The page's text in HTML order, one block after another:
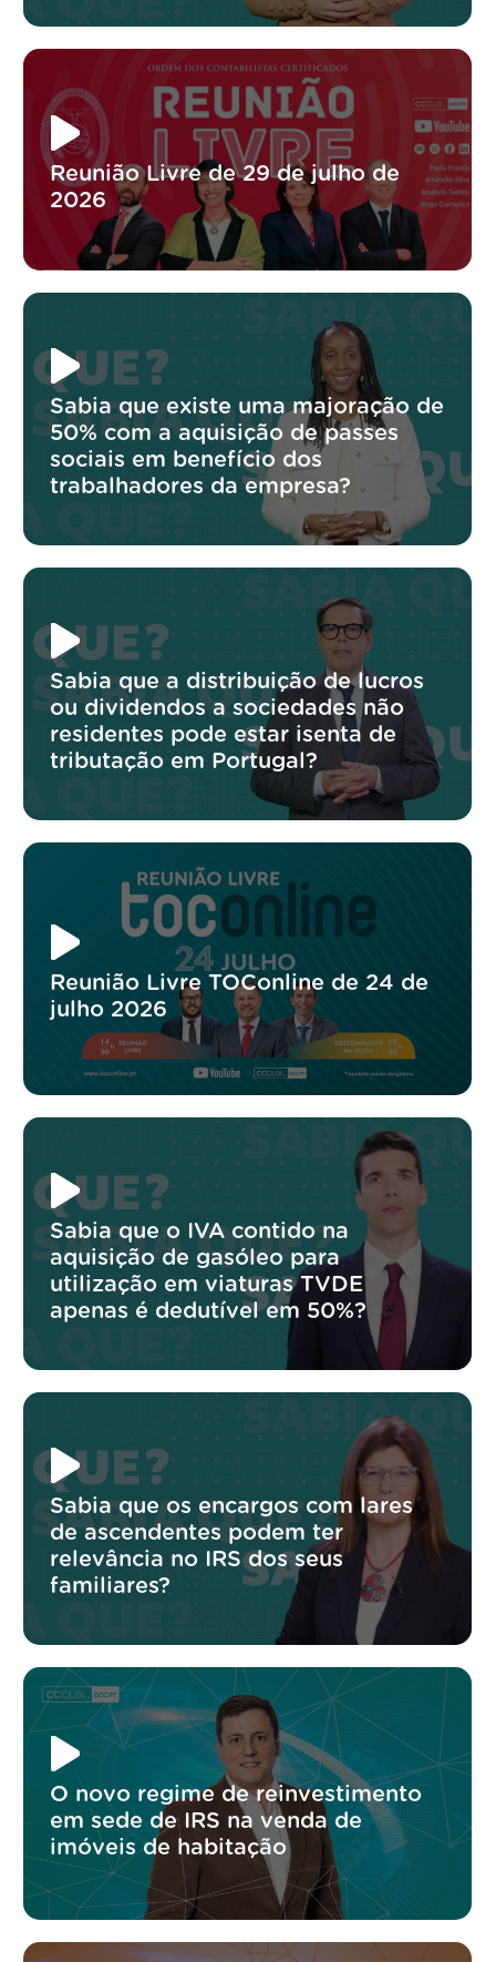
Reunião Livre de 29 de julho de
2026
Sabia que existe uma majoração de
50% com a aquisição de passes
sociais em benefício dos
trabalhadores da empresa?
Sabia que a distribuição de lucros
ou dividendos a sociedades não
residentes pode estar isenta de
tributação em Portugal?
Reunião Livre TOConline de 24 de
julho 2026
Sabia que o IVA contido na
aquisição de gasóleo para
utilização em viaturas TVDE
apenas é dedutível em 50%?
Sabia que os encargos com lares
de ascendentes podem ter
relevância no IRS dos seus
familiares?
O novo regime de reinvestimento
em sede de IRS na venda de
imóveis de habitação